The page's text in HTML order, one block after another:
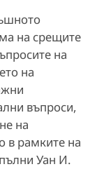
на срещите
на
на
въпроси,
на
в рамките на
Уан И.